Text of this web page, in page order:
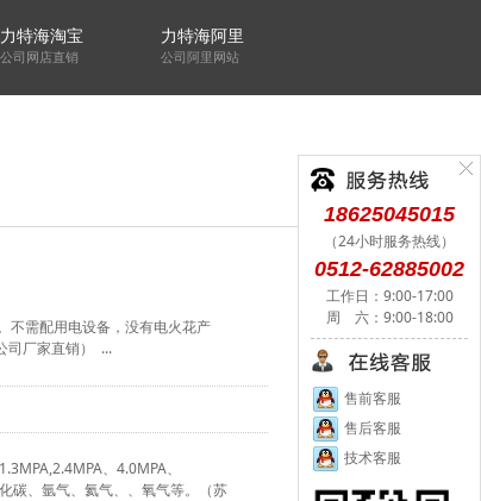
力特海淘宝
公司网店直销
力特海阿里
公司阿里网站
不需配用电设备，没有电火花产
司厂家直销） ...
、4.0MPA、
碳、氩气、氦气、、氧气等。（苏
18625045015
（24小时服务热线）
0512-62885002
工作日：9:00-17:00
周 六：9:00-18:00
售前客服
售后客服
技术客服